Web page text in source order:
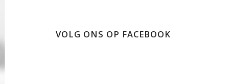
VOLG ONS OP FACEBOOK